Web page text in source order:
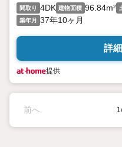
間取り 4DK 建物面積 96.84m²
築年月 37年10ヶ月
詳
提供
前へ